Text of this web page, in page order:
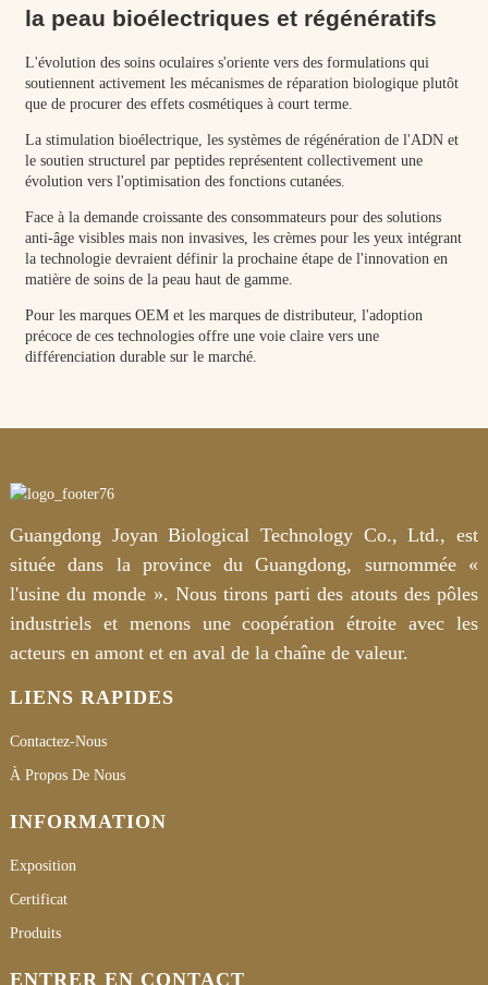
la peau bioélectriques et régénératifs
L'évolution des soins oculaires s'oriente vers des formulations qui
soutiennent activement les mécanismes de réparation biologique plutôt
que de procurer des effets cosmétiques à court terme.
La stimulation bioélectrique, les systèmes de régénération de l'ADN et
le soutien structurel par peptides représentent collectivement une
évolution vers l'optimisation des fonctions cutanées.
Face à la demande croissante des consommateurs pour des solutions
anti-âge visibles mais non invasives, les crèmes pour les yeux intégrant
la technologie devraient définir la prochaine étape de l'innovation en
matière de soins de la peau haut de gamme.
Pour les marques OEM et les marques de distributeur, l'adoption
précoce de ces technologies offre une voie claire vers une
différenciation durable sur le marché.
Guangdong Joyan Biological Technology Co., Ltd., est
située dans la province du Guangdong, surnommée «
l'usine du monde ». Nous tirons parti des atouts des pôles
industriels et menons une coopération étroite avec les
acteurs en amont et en aval de la chaîne de valeur.
LIENS RAPIDES
Contactez-Nous
À Propos De Nous
INFORMATION
Exposition
Certificat
Produits
ENTRER EN CONTACT